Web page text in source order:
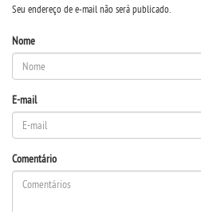
Seu endereço de e-mail não será publicado.
Nome
E-mail
Comentário